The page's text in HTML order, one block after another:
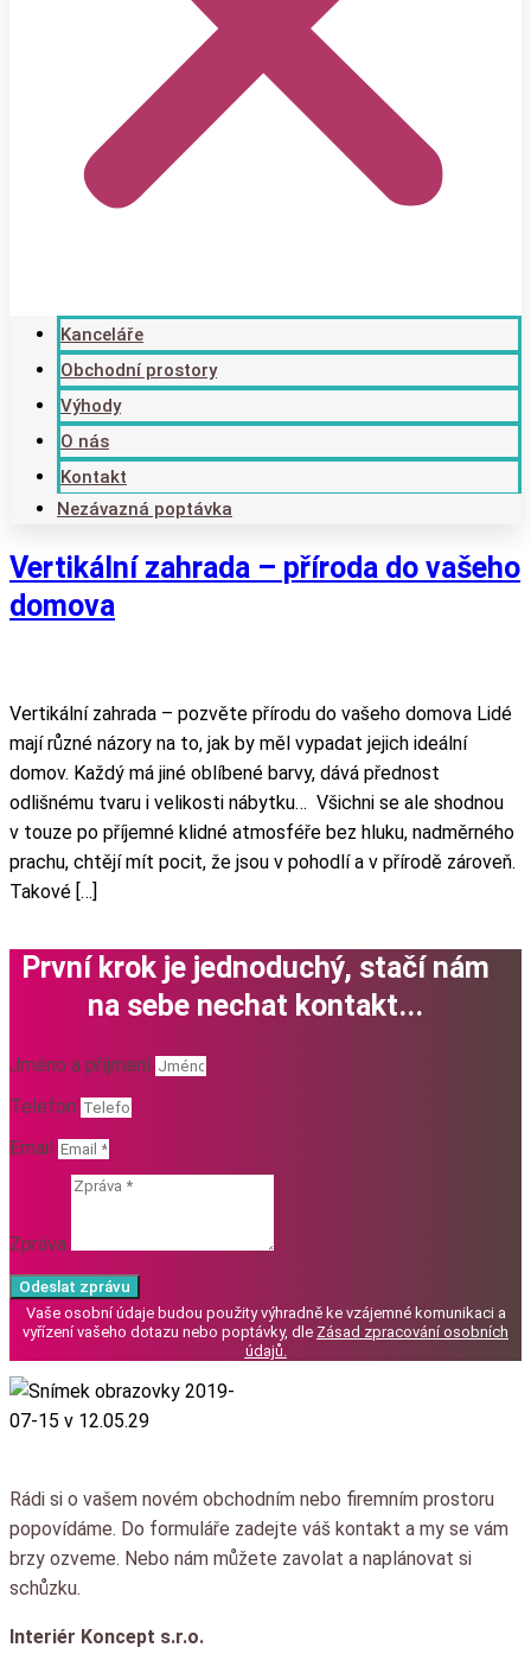
Kanceláře
Obchodní prostory
Výhody
O nás
Kontakt
Nezávazná poptávka
Vertikální zahrada – příroda do vašeho
domova
Vertikální zahrada – pozvěte přírodu do vašeho domova Lidé
mají různé názory na to, jak by měl vypadat jejich ideální
domov. Každý má jiné oblíbené barvy, dává přednost
odlišnému tvaru i velikosti nábytku… Všichni se ale shodnou
v touze po příjemné klidné atmosféře bez hluku, nadměrného
prachu, chtějí mít pocit, že jsou v pohodlí a v přírodě zároveň.
Takové […]
První krok je jednoduchý, stačí nám
na sebe nechat kontakt...
Jméno a příjmení
Telefon
Email
Zpráva
Odeslat zprávu
Vaše osobní údaje budou použity výhradně ke vzájemné komunikaci a
vyřízení vašeho dotazu nebo poptávky, dle Zásad zpracování osobních
údajů.
Rádi si o vašem novém obchodním nebo firemním prostoru
popovídáme. Do formuláře zadejte váš kontakt a my se vám
brzy ozveme. Nebo nám můžete zavolat a naplánovat si
schůzku.
Interiér Koncept s.r.o.